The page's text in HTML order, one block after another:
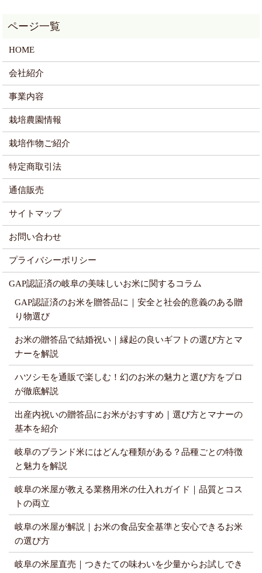
HOME
会社紹介
事業内容
栽培農園情報
栽培作物ご紹介
特定商取引法
通信販売
サイトマップ
お問い合わせ
プライバシーポリシー
GAP認証済の岐阜の美味しいお米に関するコラム
GAP認証済のお米を贈答品に｜安全と社会的意義のある贈
り物選び
お米の贈答品で結婚祝い｜縁起の良いギフトの選び方とマ
ナーを解説
ハツシモを通販で楽しむ！幻のお米の魅力と選び方をプロ
が徹底解説
出産内祝いの贈答品にお米がおすすめ｜選び方とマナーの
基本を紹介
岐阜のブランド米にはどんな種類がある？品種ごとの特徴
と魅力を解説
岐阜の米屋が教える業務用米の仕入れガイド｜品質とコス
トの両立
岐阜の米屋が解説｜お米の食品安全基準と安心できるお米
の選び方
岐阜の米屋直売｜つきたての味わいを少量からお試しでき